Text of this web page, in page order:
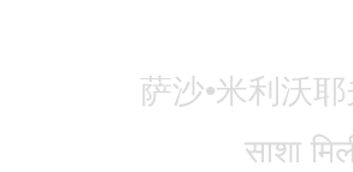
萨沙•米利沃耶
साशा